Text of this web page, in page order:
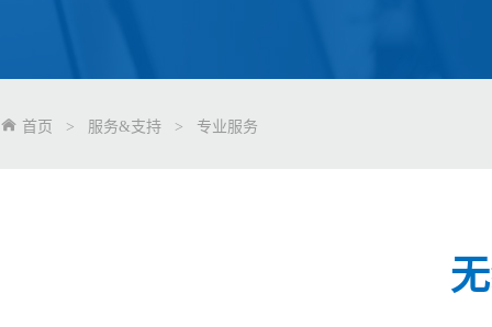
首页 > 服务&支持 > 专业服务